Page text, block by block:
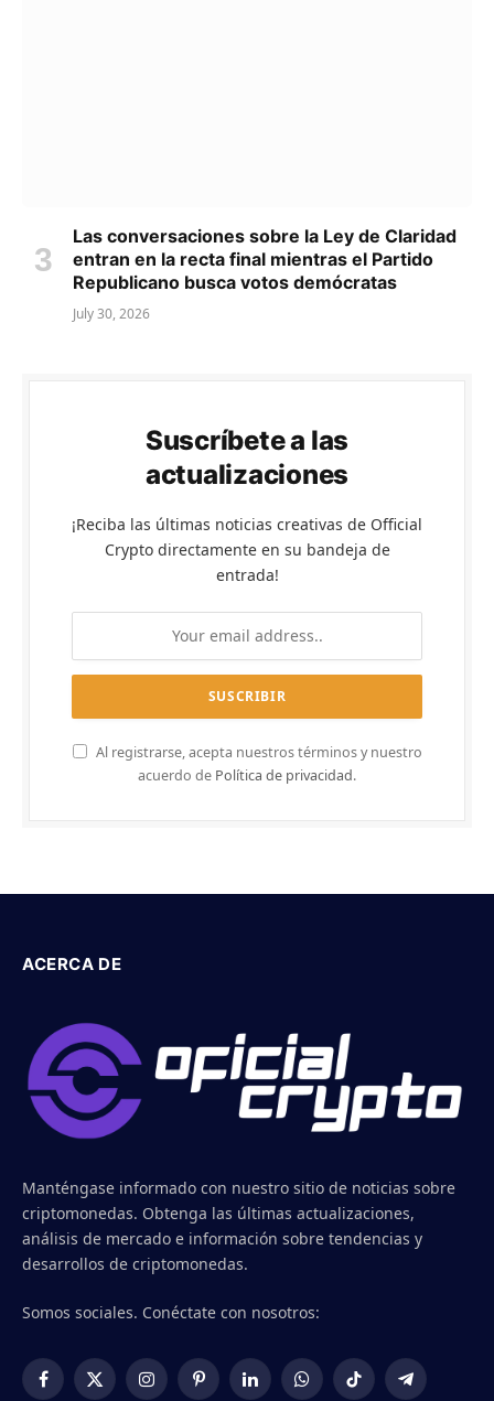
Las conversaciones sobre la Ley de Claridad
entran en la recta final mientras el Partido
Republicano busca votos demócratas
July 30, 2026
Suscríbete a las
actualizaciones
¡Reciba las últimas noticias creativas de Official
Crypto directamente en su bandeja de
entrada!
Al registrarse, acepta nuestros términos y nuestro
acuerdo de Política de privacidad.
ACERCA DE
Manténgase informado con nuestro sitio de noticias sobre
criptomonedas. Obtenga las últimas actualizaciones,
análisis de mercado e información sobre tendencias y
desarrollos de criptomonedas.
Somos sociales. Conéctate con nosotros:
Facebook
X
InstagramPinterestLinkedInWhatsApp
TikTok Telegram